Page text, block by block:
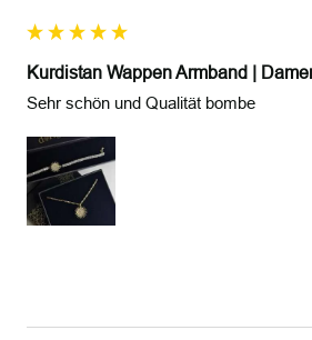
Kurdistan Wappen Armband |
Sehr schön und Qualität bombe